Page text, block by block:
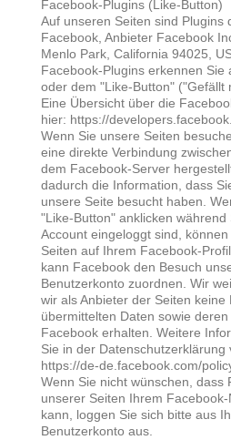
Facebook-Plugins (Like-Button)
Auf unseren Seiten sind Plugins
Facebook, Anbieter Facebook
Menlo Park, California 94025,
Facebook-Plugins erkennen Sie
oder dem "Like-Button" ("Gefällt
Eine Übersicht über die
hier: https://
Wenn Sie unsere Seiten
eine direkte Verbindung
dem Facebook-Server
dadurch die Information, dass
unsere Seite besucht haben.
"Like-Button" anklicken
Account eingeloggt sind,
Seiten auf Ihrem Facebook-
kann Facebook den Besuch
Benutzerkonto zuordnen. Wir
wir als Anbieter der Seiten
übermittelten Daten sowie
Facebook erhalten. Weitere
Sie in der
https://de-de.facebook.com/
Wenn Sie nicht wünschen, dass
unserer Seiten Ihrem
kann, loggen Sie sich bitte aus
Benutzerkonto aus.